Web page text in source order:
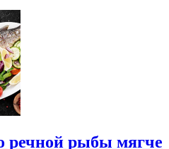
речной рыбы мягче